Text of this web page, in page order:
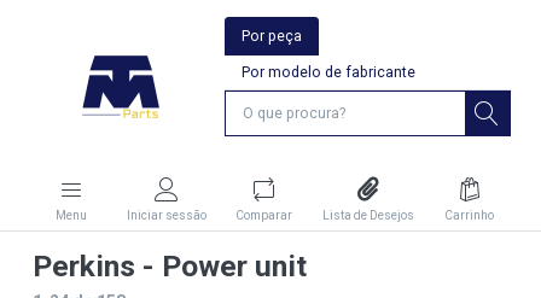
Por peça
Por modelo de fabricante
Menu Iniciar sessão Comparar Lista de Desejos Carrinho
Perkins - Power unit